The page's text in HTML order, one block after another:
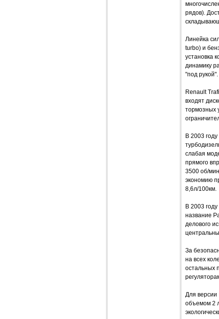
рядов).
Линейка
turbo) и
установка
динамику
"под рукой".
Renault
входят
тормозных
В 2003
слабая
прямого
3500 об/
экономию
8,6л/100км.
В 2003
название
делового
За
на всех
остальных
Для версии
объемом 2